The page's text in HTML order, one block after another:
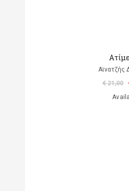
Αϊνατζής
€ 21,00